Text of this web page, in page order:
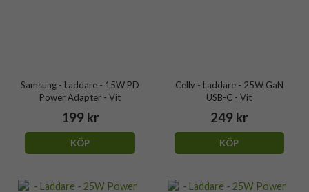
Samsung - Laddare - 15W PD
Power Adapter - Vit
199 kr
KÖP
Celly - Laddare - 25W GaN
USB-C - Vit
249 kr
KÖP